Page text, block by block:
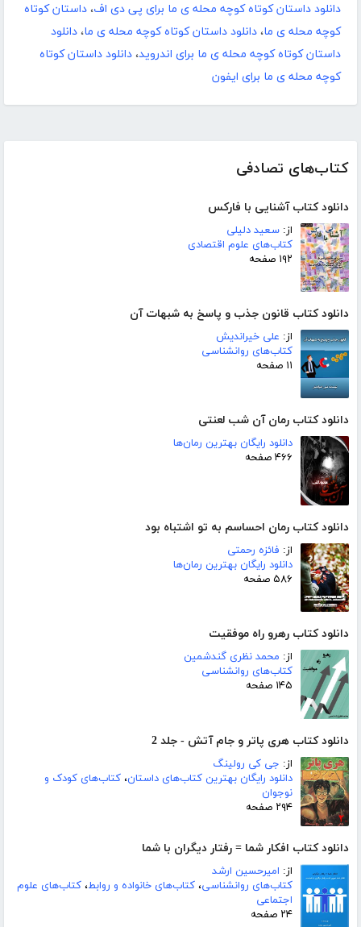
کتاب‌های تصادفی
دانلود کتاب آشنایی با فارکس
از: سعید دلیلی
کتاب‌های علوم اقتصادی
۱۹۲ صفحه
دانلود کتاب قانون جذب و پاسخ به شبهات آن
از: علی خیراندیش
کتاب‌های روانشناسی
۱۱ صفحه
دانلود کتاب رمان آن شب لعنتی
دانلود رایگان بهترین رمان‌ها
۴۶۶ صفحه
دانلود کتاب رمان احساسم به تو اشتباه بود
از: فائزه رحمتی
دانلود رایگان بهترین رمان‌ها
۵۸۶ صفحه
دانلود کتاب رهرو راه موفقیت
از: محمد نظری گندشمین
کتاب‌های روانشناسی
۱۴۵ صفحه
دانلود کتاب هری پاتر و جام آتش - جلد 2
از: جی کی رولینگ
دانلود رایگان بهترین کتاب‌های داستان، کتاب‌های کودک و
نوجوان
۲۹۴ صفحه
دانلود کتاب افکار شما = رفتار دیگران با شما
از: امیرحسین ارشد
کتاب‌های روانشناسی، کتاب‌های خانواده و روابط، کتاب‌های علوم
اجتماعی
۲۴ صفحه
دانلود داستان کوتاه کوچه محله ی ما برای پی دی اف، داستان کوتاه
کوچه محله ی ما، دانلود داستان کوتاه کوچه محله ی ما، دانلود
داستان کوتاه کوچه محله ی ما برای اندروید، دانلود داستان کوتاه
کوچه محله ی ما برای ایفون